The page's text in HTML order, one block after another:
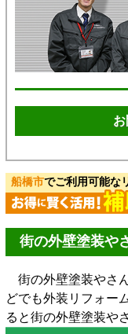
船橋市でご利用可能な
街の外壁塗装や
街の外壁塗装やさ
どでも外装リフォー
ると街の外壁塗装や